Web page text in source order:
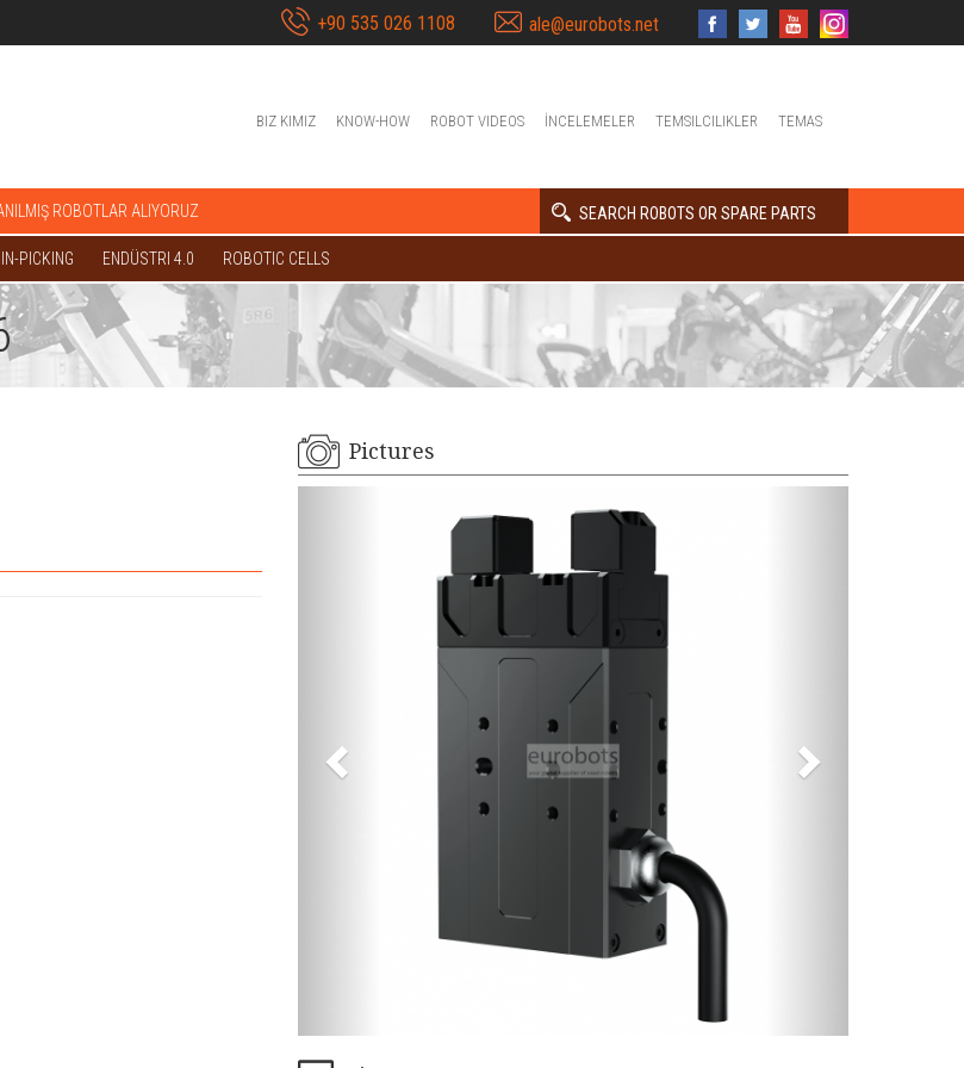
+90 535 026 1108 ale@eurobots.net
BIZ KIMIZ KNOW-HOW ROBOT VIDEOS İNCELEMELER TEMSILCILIKLER TEMAS
ROBOTLAR ALIYORUZ SEARCH ROBOTS OR SPARE PARTS
PICKING ENDÜSTRI 4.0 ROBOTIC CELLS
Pictures